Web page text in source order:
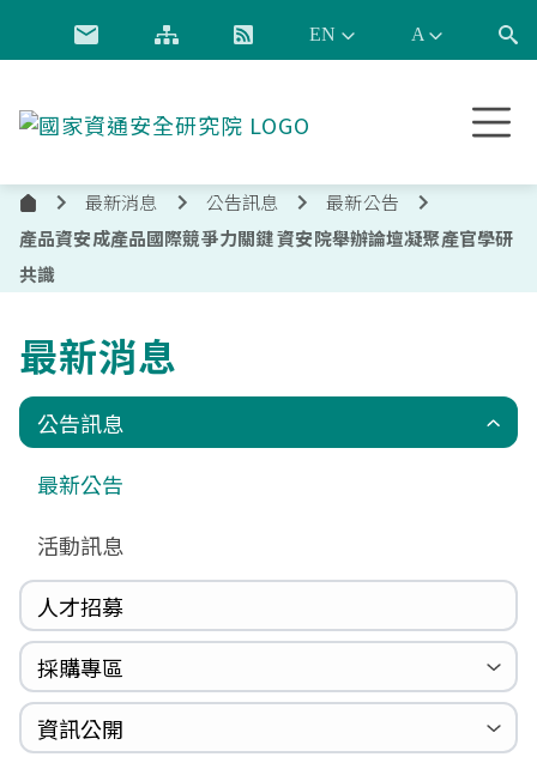
跳到主要內容
通
安
研
首
頁
最新消息 公告訊息
最新公告
產品資安成產品國際競爭力關鍵 資安院舉辦論壇凝聚產官學研
共識
最新消息
公告訊息
最新公告
活動訊息
人才招募
採購專區
公開招標
採購公告
資訊公開